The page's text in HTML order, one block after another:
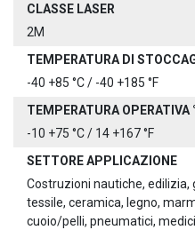
CLASSE LASER
2M
TEMPERATURA DI
-40 +85 °C / -40 +185 °F
TEMPERATURA OPERATIVA
-10 +75 °C / 14 +167 °F
SETTORE APPLICAZIONE
Costruzioni nautiche, edilizia,
tessile, ceramica, legno,
cuoio/pelli, pneumatici,